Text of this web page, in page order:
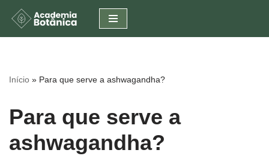
Pular
conteúdo
Início » Para que serve a ashwagandha?
Para que serve a
ashwagandha?